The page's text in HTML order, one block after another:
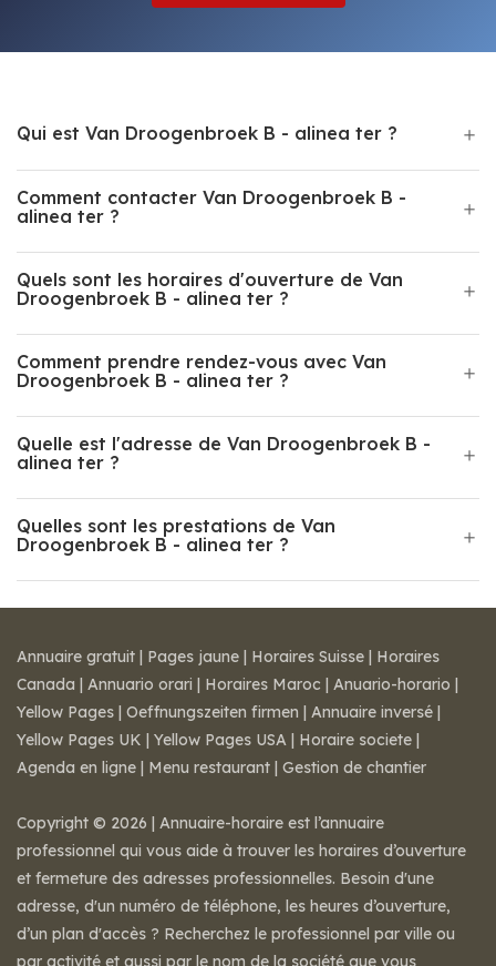
Qui est Van Droogenbroek B - alinea ter ?
Comment contacter Van Droogenbroek B -
alinea ter ?
Quels sont les horaires d'ouverture de Van
Droogenbroek B - alinea ter ?
Comment prendre rendez-vous avec Van
Droogenbroek B - alinea ter ?
Quelle est l'adresse de Van Droogenbroek B -
alinea ter ?
Quelles sont les prestations de Van
Droogenbroek B - alinea ter ?
Annuaire gratuit | Pages jaune | Horaires Suisse | Horaires
Canada | Annuario orari | Horaires Maroc | Anuario-horario |
Yellow Pages | Oeffnungszeiten firmen | Annuaire inversé |
Yellow Pages UK | Yellow Pages USA | Horaire societe |
Agenda en ligne | Menu restaurant | Gestion de chantier
Copyright © 2026 | Annuaire-horaire est l’annuaire
professionnel qui vous aide à trouver les horaires d’ouverture
et fermeture des adresses professionnelles. Besoin d'une
adresse, d'un numéro de téléphone, les heures d’ouverture,
d’un plan d'accès ? Recherchez le professionnel par ville ou
par activité et aussi par le nom de la société que vous